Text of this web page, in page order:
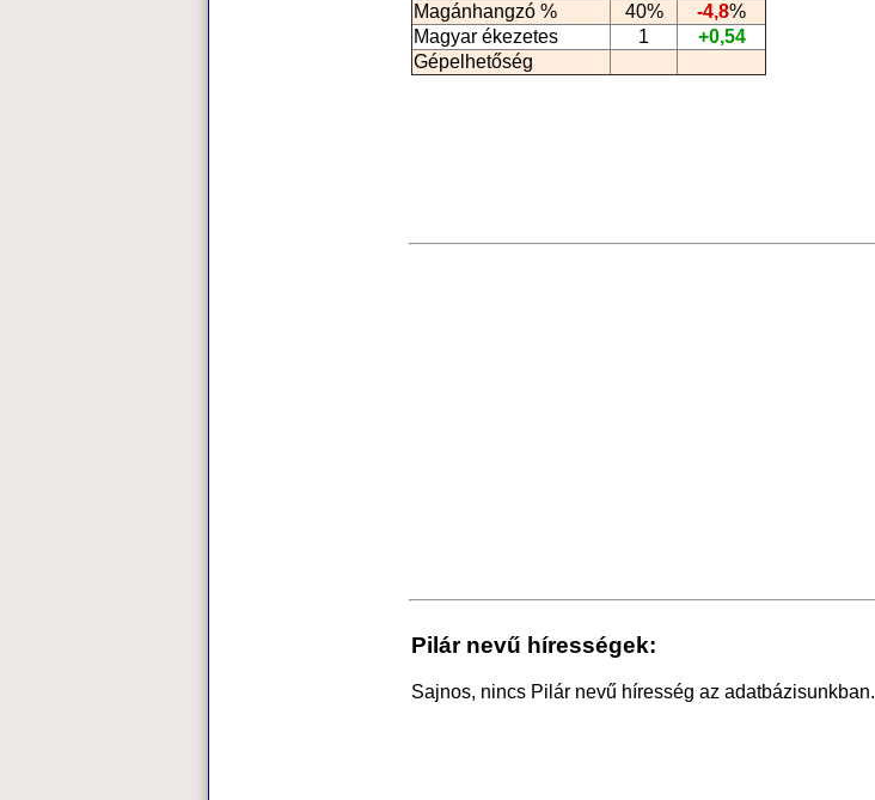
Magánhangzó %
40% -4,8%
Magyar ékezetes
1
+0,54
Gépelhetőség
Pilár nevű hírességek:
Sajnos, nincs Pilár nevű híresség az adatbázisunkban.